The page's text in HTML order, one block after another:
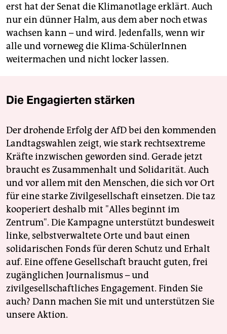
erst hat der Senat die Klima­notlage erklärt. Auch
nur ein dünner Halm, aus dem aber noch etwas
wachsen kann – und wird. Jedenfalls, wenn wir
alle und vorneweg die Klima-SchülerInnen
weitermachen und nicht locker lassen.
Die Engagierten stärken
Der drohende Erfolg der AfD bei den kommenden
Landtagswahlen zeigt, wie stark rechtsextreme
Kräfte inzwischen geworden sind. Gerade jetzt
braucht es Zusammenhalt und Solidarität. Auch
und vor allem mit den Menschen, die sich vor Ort
für eine starke Zivilgesellschaft einsetzen. Die taz
kooperiert deshalb mit "Alles beginnt im
Zentrum". Die Kampagne unterstützt bundesweit
linke, selbstverwaltete Orte und baut einen
solidarischen Fonds für deren Schutz und Erhalt
auf. Eine offene Gesellschaft braucht guten, frei
zugänglichen Journalismus – und
zivilgesellschaftliches Engagement. Finden Sie
auch? Dann machen Sie mit und unterstützen Sie
unsere Aktion.